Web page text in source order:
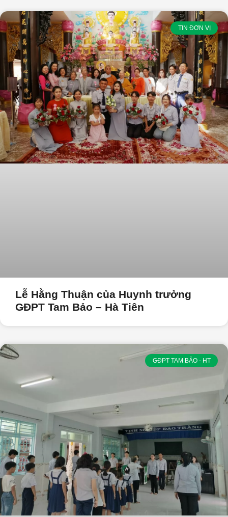
TIN ĐƠN VỊ
Lễ Hằng Thuận của Huynh trưởng
GĐPT Tam Bảo – Hà Tiên
GĐPT TAM BẢO - HT